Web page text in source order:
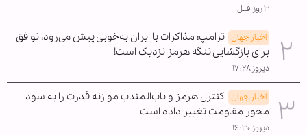
۳ روز قبل
اخبار جهان ترامپ: مذاکرات با ایران به‌خوبی پیش می‌رود؛ توافق
برای بازگشایی تنگه هرمز نزدیک است!
دیروز ۱۷:۲۸
اخبار جهان کنترل هرمز و باب‌المندب موازنه قدرت را به سود
محور مقاومت تغییر داده است
دیروز ۱۶:۳۰